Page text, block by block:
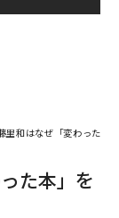
里和はなぜ「変わった本
た本」を